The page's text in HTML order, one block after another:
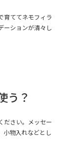
育ててネモフィラ
ーションが清々し
う？
ださい。メッセー
小物入れなどとし